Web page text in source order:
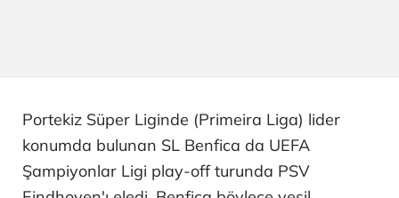
Portekiz Süper Liginde (Primeira Liga) lider
konumda bulunan SL Benfica da UEFA
Şampiyonlar Ligi play-off turunda PSV